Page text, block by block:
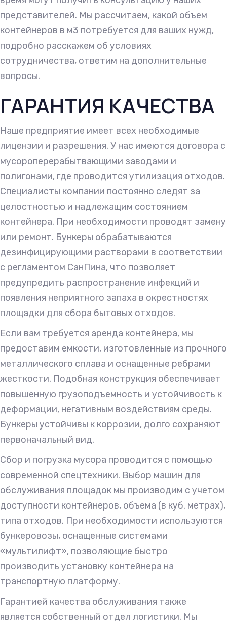
представителей. Мы рассчитаем, какой объем
контейнеров в м3 потребуется для ваших нужд,
подробно расскажем об условиях
сотрудничества, ответим на дополнительные
вопросы.
ГАРАНТИЯ КАЧЕСТВА
Наше предприятие имеет всех необходимые
лицензии и разрешения. У нас имеются договора с
мусороперерабытвающими заводами и
полигонами, где проводится утилизация отходов.
Специалисты компании постоянно следят за
целостностью и надлежащим состоянием
контейнера. При необходимости проводят замену
или ремонт. Бункеры обрабатываются
дезинфицирующими растворами в соответствии
с регламентом СанПина, что позволяет
предупредить распространение инфекций и
появления неприятного запаха в окрестностях
площадки для сбора бытовых отходов.
Если вам требуется аренда контейнера, мы
предоставим емкости, изготовленные из прочного
металлического сплава и оснащенные ребрами
жесткости. Подобная конструкция обеспечивает
повышенную грузоподъемность и устойчивость к
деформации, негативным воздействиям среды.
Бункеры устойчивы к коррозии, долго сохраняют
первоначальный вид.
Сбор и погрузка мусора проводится с помощью
современной спецтехники. Выбор машин для
обслуживания площадок мы производим с учетом
доступности контейнеров, объема (в куб. метрах),
типа отходов. При необходимости используются
бункеровозы, оснащенные системами
«мультилифт», позволяющие быстро
производить установку контейнера на
транспортную платформу.
Гарантией качества обслуживания также
является собственный отдел логистики. Мы